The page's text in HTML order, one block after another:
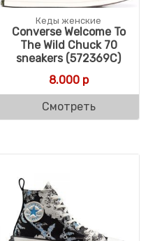
Кеды женские
Converse Welcome To
The Wild Chuck 70
sneakers (572369C)
8.000р
Смотреть